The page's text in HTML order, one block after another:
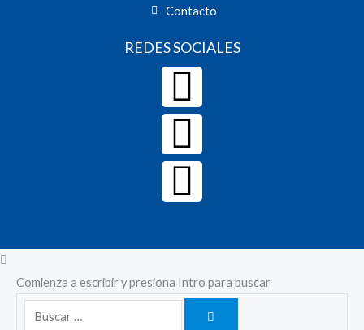
Contacto
REDES SOCIALES
Facebook
Twitter
Youtube
Comienza a escribir y presiona Intro para buscar